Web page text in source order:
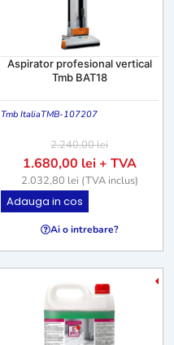
Aspirator profesional vertical
Tmb BAT18
Tmb ItaliaTMB-107207
2.240,00lei
1.680,00 lei+ TVA
2.032,80 lei (TVA inclus)
Adauga in cos
Ai o intrebare?